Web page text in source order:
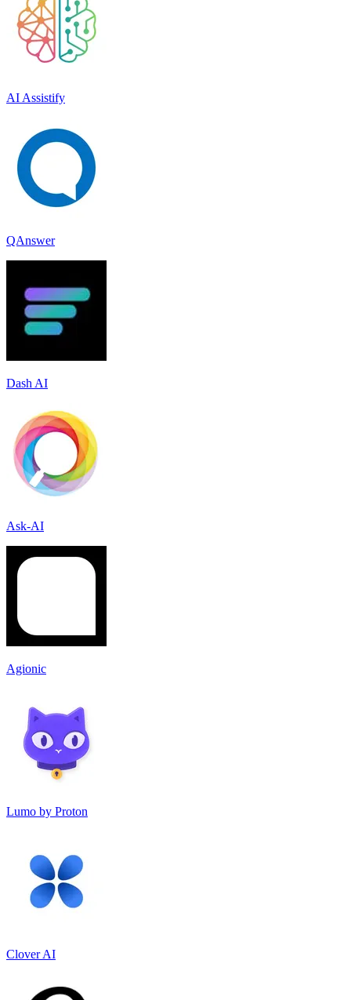
AI Assistify
QAnswer
Dash AI
Ask-AI
Agionic
Lumo by Proton
Clover AI